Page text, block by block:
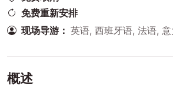
免费重新安排
现场导游： 英语, 西班牙语, 法语,
概述